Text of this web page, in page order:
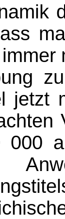
jetzt
000